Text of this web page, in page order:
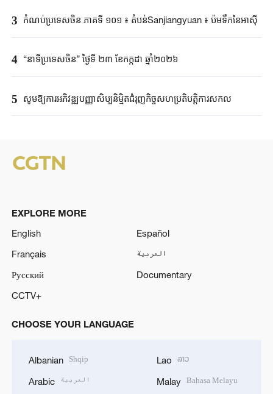
3 កំណប់ប្រទេសចិន ភាគទី ១០១ ៖ តំបន់Sanjiangyuan ៖ ប៉មទឹកនៃអាស៊ី
4 “នាទីប្រទេសចិន” ថ្ងៃទី ២៣ ខែកក្កដា ឆ្នាំ២០២៦
5 សូមឱ្យការអភិវឌ្ឍបញ្ញាសិប្បនិម្មិតជំរុញកិច្ចសហប្រតិបត្តិការសកល
EXPLORE MORE
English
Español
Français
العربية
Русский
Documentary
CCTV+
CHOOSE YOUR LANGUAGE
Albanian Shqip
Arabic العربية
Lao ລາວ
Malay Bahasa Melayu